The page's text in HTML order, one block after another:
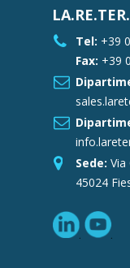
Tel: +39
Fax: +39
Sede: Via
45024